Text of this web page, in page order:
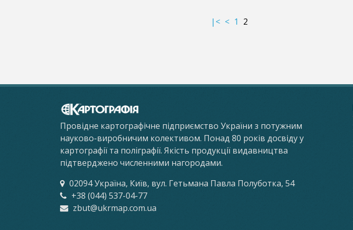
|< < 1 2
Провідне картографічне підприємство України з потужним
науково-виробничим колективом. Понад 80 років досвіду у
картографії та поліграфії. Якість продукції видавництва
підтверджено численними нагородами.
02094 Україна, Київ, вул. Гетьмана Павла Полуботка, 54
+38 (044) 537-04-77
zbut@ukrmap.com.ua